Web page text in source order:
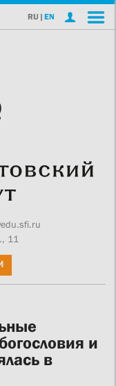
RU | EN
11
и
в